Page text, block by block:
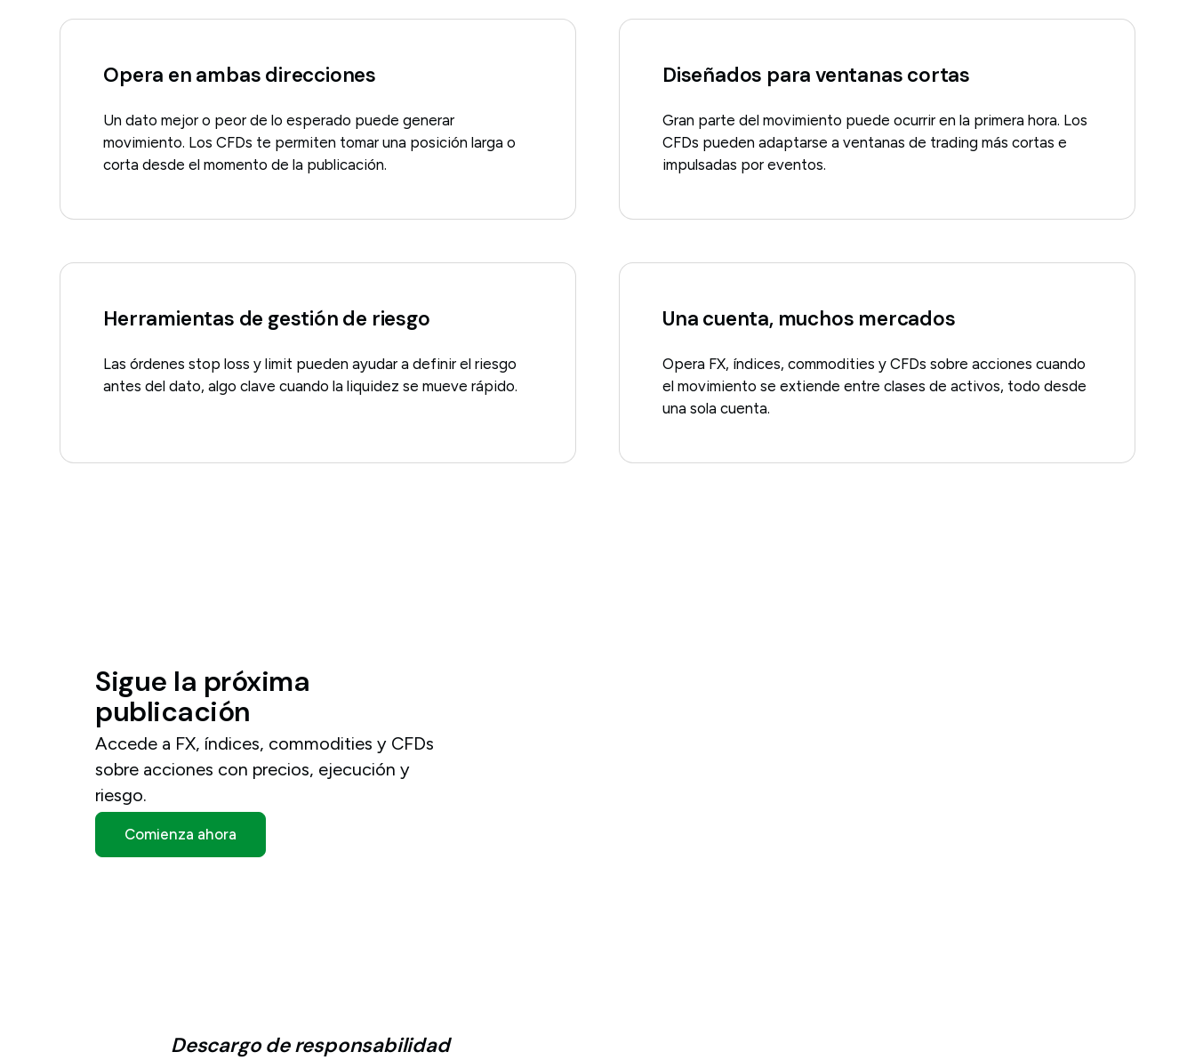
Opera en ambas direcciones
Un dato mejor o peor de lo esperado puede generar
movimiento. Los CFDs te permiten tomar una posición larga o
corta desde el momento de la publicación.
Diseñados para ventanas cortas
Gran parte del movimiento puede ocurrir en la primera hora. Los
CFDs pueden adaptarse a ventanas de trading más cortas e
impulsadas por eventos.
Herramientas de gestión de riesgo
Las órdenes stop loss y limit pueden ayudar a definir el riesgo
antes del dato, algo clave cuando la liquidez se mueve rápido.
Una cuenta, muchos mercados
Opera FX, índices, commodities y CFDs sobre acciones cuando
el movimiento se extiende entre clases de activos, todo desde
una sola cuenta.
Sigue la próxima
publicación
Accede a FX, índices, commodities y CFDs
sobre acciones con precios, ejecución y
riesgo.
Comienza ahora
Descargo de responsabilidad